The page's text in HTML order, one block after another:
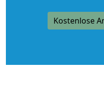
Kostenlose